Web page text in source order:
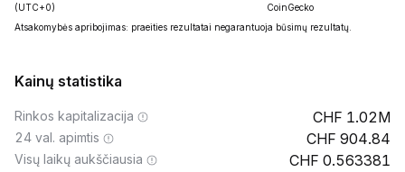
(UTC+0)
CoinGecko
Atsakomybės apribojimas: praeities rezultatai negarantuoja būsimų rezultatų.
Kainų statistika
Rinkos kapitalizacija 1.02M
24 val. apimtis 904.84
Visų laikų aukščiausia 0.563381